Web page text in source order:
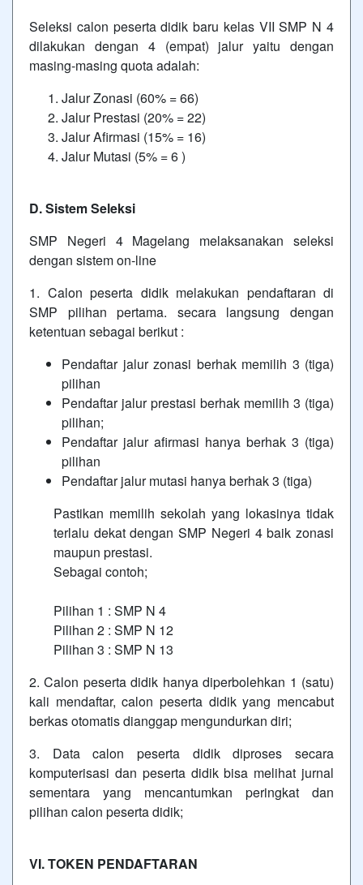
Seleksi calon peserta didik baru kelas VII SMP N 4
dilakukan dengan 4 (empat) jalur yaitu dengan
masing-masing quota adalah:
Jalur Zonasi (60% = 66)
Jalur Prestasi (20% = 22)
Jalur Afirmasi (15% = 16)
Jalur Mutasi (5% = 6 )
D. Sistem Seleksi
SMP Negeri 4 Magelang melaksanakan seleksi
dengan sistem on-line
1. Calon peserta didik melakukan pendaftaran di
SMP pilihan pertama. secara langsung dengan
ketentuan sebagai berikut :
Pendaftar jalur zonasi berhak memilih 3 (tiga)
pilihan
Pendaftar jalur prestasi berhak memilih 3 (tiga)
pilihan;
Pendaftar jalur afirmasi hanya berhak 3 (tiga)
pilihan
Pendaftar jalur mutasi hanya berhak 3 (tiga)
Pastikan memilih sekolah yang lokasinya tidak
terlalu dekat dengan SMP Negeri 4 baik zonasi
maupun prestasi.
Sebagai contoh;
Pilihan 1 : SMP N 4
Pilihan 2 : SMP N 12
Pilihan 3 : SMP N 13
2. Calon peserta didik hanya diperbolehkan 1 (satu)
kali mendaftar, calon peserta didik yang mencabut
berkas otomatis dianggap mengundurkan diri;
3. Data calon peserta didik diproses secara
komputerisasi dan peserta didik bisa melihat jurnal
sementara yang mencantumkan peringkat dan
pilihan calon peserta didik;
VI. TOKEN PENDAFTARAN